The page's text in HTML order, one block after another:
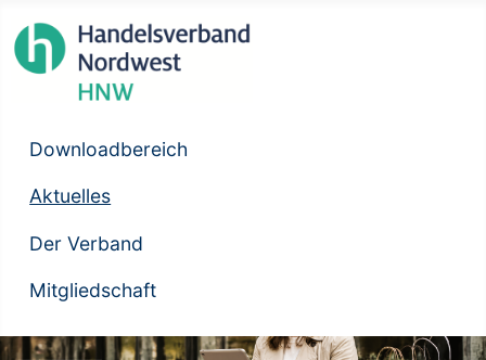
Downloadbereich
Aktuelles
Der Verband
Mitgliedschaft